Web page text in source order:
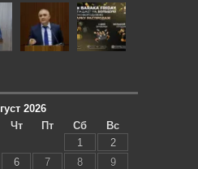
2026
Чт Пт Сб
Вс
1
2
6 7 8
9